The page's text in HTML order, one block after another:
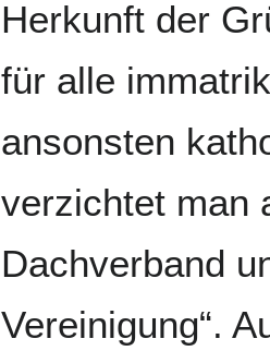
Herkunft der
für alle
ansonsten
verzichtet man
Dachverband
Vereinigung“.